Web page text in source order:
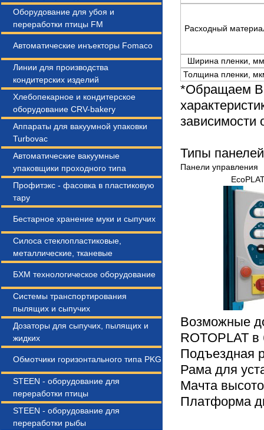
Оборудование для убоя и
переработки птицы FM
Автоматические инъекторы Fomaco
Линии для производства
кондитерских изделий
Хлебопекарное и кондитерское
оборудование CRV-bakery
Аппараты для вакуумной упаковки
Turbovac
Автоматические вакуумные
упаковщики проходного типа
Профитэкс - фасовка в пластиковую
тару
Бестарное хранение муки и сыпучих
Силоса стеклопластиковые,
металлические, тканевые
БХМ технологическое оборудование
Системы транспортирования
пылящих и сыпучих
Дозаторы для сыпучих, пылящих и
жидких
Обмотчики горизонтального типа PKG
STEEN - оборудование для
переработки птицы
STEEN - оборудование для
переработки рыбы
Расходный
Ширина пленки, мм
Толщина пленки,
*Обращаем
зависимости
Типы
Панели управления
Возможные
ROTOPLAT
Подъездная
Рама для
Мачта
Платформа